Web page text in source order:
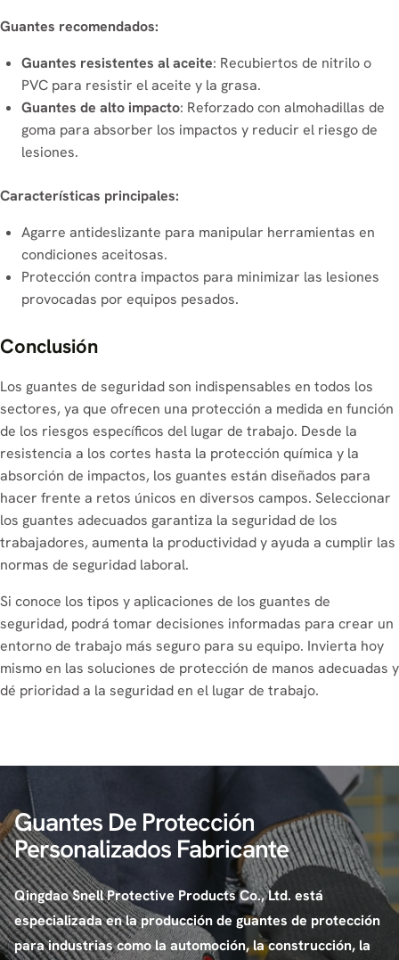
Guantes recomendados:
Guantes resistentes al aceite: Recubiertos de nitrilo o
PVC para resistir el aceite y la grasa.
Guantes de alto impacto: Reforzado con almohadillas de
goma para absorber los impactos y reducir el riesgo de
lesiones.
Características principales:
Agarre antideslizante para manipular herramientas en
condiciones aceitosas.
Protección contra impactos para minimizar las lesiones
provocadas por equipos pesados.
Conclusión
Los guantes de seguridad son indispensables en todos los
sectores, ya que ofrecen una protección a medida en función
de los riesgos específicos del lugar de trabajo. Desde la
resistencia a los cortes hasta la protección química y la
absorción de impactos, los guantes están diseñados para
hacer frente a retos únicos en diversos campos. Seleccionar
los guantes adecuados garantiza la seguridad de los
trabajadores, aumenta la productividad y ayuda a cumplir las
normas de seguridad laboral.
Si conoce los tipos y aplicaciones de los guantes de
seguridad, podrá tomar decisiones informadas para crear un
entorno de trabajo más seguro para su equipo. Invierta hoy
mismo en las soluciones de protección de manos adecuadas y
dé prioridad a la seguridad en el lugar de trabajo.
Guantes De Protección
Personalizados Fabricante
Qingdao Snell Protective Products Co., Ltd. está
especializada en la producción de guantes de protección
para industrias como la automoción, la construcción, la